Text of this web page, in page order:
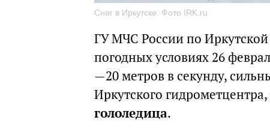
Снег в Иркутске. Фото IRK.ru
ГУ МЧС России по
погодных условиях 26
—20 метров в секунду,
Иркутского
гололедица.